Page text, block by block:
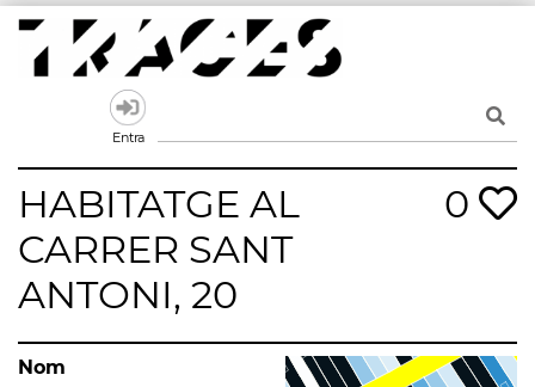
Skip
content
Un mapa de la memòria obert a tothom
Entra
HABITATGE AL
CARRER SANT
ANTONI, 20
0
Nom